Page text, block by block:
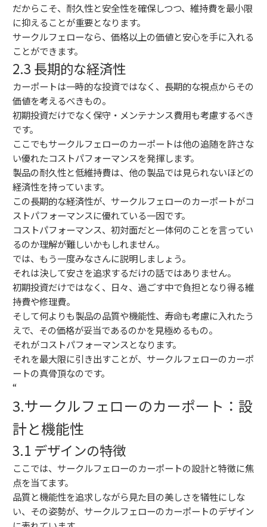
だからこそ、耐久性と安全性を確保しつつ、維持費を最小限
に抑えることが重要となります。
サークルフェローなら、価格以上の価値と安心を手に入れる
ことができます。
2.3 長期的な経済性
カーポートは一時的な投資ではなく、長期的な視点からその
価値を考えるべきもの。
初期投資だけでなく保守・メンテナンス費用も考慮するべき
です。
ここでもサークルフェローのカーポートは他の追随を許さな
い優れたコストパフォーマンスを発揮します。
製品の耐久性と低維持費は、他の製品では見られないほどの
経済性を持っています。
この長期的な経済性が、サークルフェローのカーポートがコ
ストパフォーマンスに優れている一因です。
コストパフォーマンス、初対面だと一体何のことを言ってい
るのか理解が難しいかもしれません。
では、もう一度みなさんに説明しましょう。
それは決して安さを追求するだけの話ではありません。
初期投資だけではなく、日々、過ごす中で負担となり得る維
持費や修理費。
そして何よりも製品の品質や機能性、寿命も考慮に入れたう
えで、その価格が妥当であるのかを見極めるもの。
それがコストパフォーマンスとなります。
それを最大限に引き出すことが、サークルフェローのカーポ
ートの真骨頂なのです。
“
3.サークルフェローのカーポート：設
計と機能性
3.1 デザインの特徴
ここでは、サークルフェローのカーポートの設計と特徴に焦
点を当てます。
品質と機能性を追求しながら見た目の美しさを犠牲にしな
い、その姿勢が、サークルフェローのカーポートのデザイン